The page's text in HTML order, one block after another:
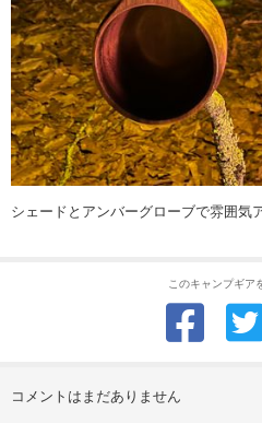
シェードとアンバーグローブで雰囲気
このキャンプギア
コメントはまだありません